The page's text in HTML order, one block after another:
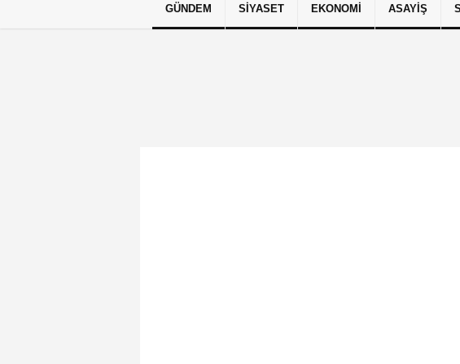
Künye İletişim Çerez Politikası Gizlilik İlkeleri
GÜNDEM SIYASET EKONOMI ASAYIŞ